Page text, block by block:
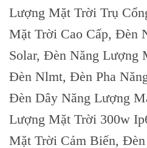
Lượng Mặt Trời Trụ
Mặt Trời Cao Cấp, Đèn
Solar, Đèn Năng Lượng
Đèn Nlmt, Đèn Pha
Đèn Dây Năng Lượng
Lượng Mặt Trời 300w
Mặt Trời Cảm Biến,